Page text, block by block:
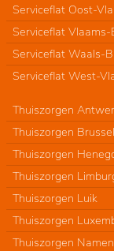
Serviceflat Oost-
Serviceflat
Serviceflat Waals-
Serviceflat West-
Thuiszorgen
Thuiszorgen Brussel
Thuiszorgen
Thuiszorgen
Thuiszorgen Luik
Thuiszorgen
Thuiszorgen Namen